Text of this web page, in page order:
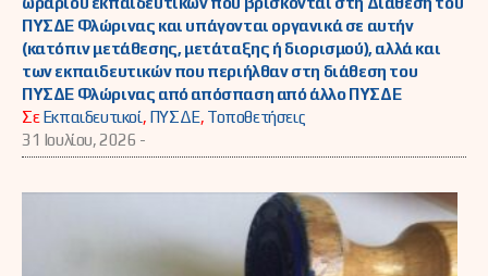
ΠΥΣΔΕ Φλώρινας και υπάγονται οργανικά σε αυτήν
(κατόπιν μετάθεσης, μετάταξης ή διορισμού), αλλά και
των εκπαιδευτικών που περιήλθαν στη διάθεση του
ΠΥΣΔΕ Φλώρινας από απόσπαση από άλλο ΠΥΣΔΕ
ΣεΕκπαιδευτικοί, ΠΥΣΔΕ, Τοποθετήσεις
31 Ιουλίου, 2026 -